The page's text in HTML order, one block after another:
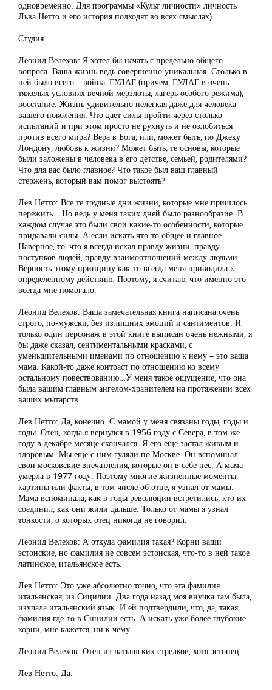
одновременно. Для программы «Культ личности» личность
Льва Нетто и его история подходят во всех смыслах).
Студия.
Леонид Велехов: Я хотел бы начать с предельно общего
вопроса. Ваша жизнь ведь совершенно уникальная. Столько в
ней было всего – война, ГУЛАГ (причем, ГУЛАГ в очень
тяжелых условиях вечной мерзлоты, лагерь особого режима),
восстание. Жизнь удивительно нелегкая даже для человека
вашего поколения. Что дает силы пройти через столько
испытаний и при этом просто не рухнуть и не озлобиться
против всего мира? Вера в Бога, или, может быть, по Джеку
Лондону, любовь к жизни? Может быть, те основы, которые
были заложены в человека в его детстве, семьей, родителями?
Что для вас было главное? Что такое был ваш главный
стержень, который вам помог выстоять?
Лев Нетто: Все те трудные дни жизни, которые мне пришлось
пережить… Но ведь у меня таких дней было разнообразие. В
каждом случае это были свои какие-то особенности, которые
придавали силы. А если искать что-то общее и главное…
Наверное, то, что я всегда искал правду жизни, правду
поступков людей, правду взаимоотношений между людьми.
Верность этому принципу как-то всегда меня приводила к
определенному действию. Поэтому, я считаю, что именно это
всегда мне помогало.
Леонид Велехов: Ваша замечательная книга написана очень
строго, по-мужски, без излишних эмоций и сантиментов. И
только один персонаж в этой книге выписан очень нежными, я
бы даже сказал, сентиментальными красками, с
уменьшительными именами по отношению к нему – это ваша
мама. Какой-то даже контраст по отношению ко всему
остальному повествованию…У меня такое ощущение, что она
была вашим главным ангелом-хранителем на протяжении всех
ваших мытарств.
Лев Нетто: Да, конечно. С мамой у меня связаны годы, годы и
годы. Отец, когда я вернулся в 1956 году с Севера, в том же
году в декабре месяце скончался. Я его еще застал живым и
здоровым. Мы еще с ним гуляли по Москве. Он вспоминал
свои московские впечатления, которые он в себе нес. А мама
умерла в 1977 году. Поэтому многие жизненные моменты,
картины или факты, в том числе об отце, я узнал от мамы.
Мама вспоминала, как в годы революции встретились, кто их
соединил, как они жили дальше. Только от мамы я узнал
тонкости, о которых отец никогда не говорил.
Леонид Велехов: А откуда фамилия такая? Корни ваши
эстонские, но фамилия не совсем эстонская, что-то в ней такое
латинское, итальянское есть.
Лев Нетто: Это уже абсолютно точно, что эта фамилия
итальянская, из Сицилии. Два года назад моя внучка там была,
изучала итальянский язык. И ей подтвердили, что, да, такая
фамилия где-то в Сицилии есть. А искать уже более глубокие
корни, мне кажется, ни к чему.
Леонид Велехов: Отец из латышских стрелков, хотя эстонец...
Лев Нетто: Да.